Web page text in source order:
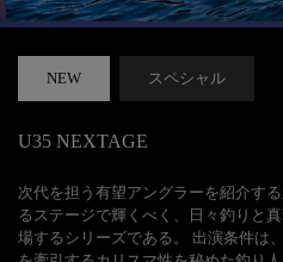
NEW スペシャル
U35 NEXTAGE
次代を担う有望アングラーを紹介す
るステージで輝くべく、日々釣りと
場するシリーズである。 出演条件は